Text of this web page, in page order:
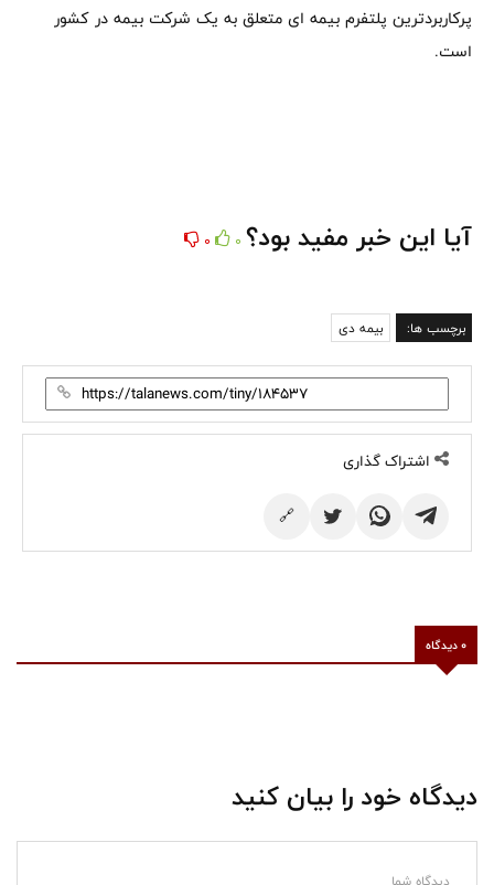
پرکاربردترین پلتفرم بیمه ای متعلق به یک شرکت بیمه در کشور
است.
آیا این خبر مفید بود؟ 0
0
برچسب ها: بیمه دی
اشتراک گذاری
🔗
0 دیدگاه
دیدگاه خود را بیان کنید